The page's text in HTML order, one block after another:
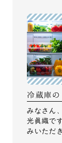
とから
冷蔵庫
そう ～
環境を守
みなさん
光眞織で
みいただ